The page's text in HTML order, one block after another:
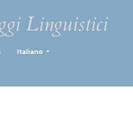
Linguistici
Italiano